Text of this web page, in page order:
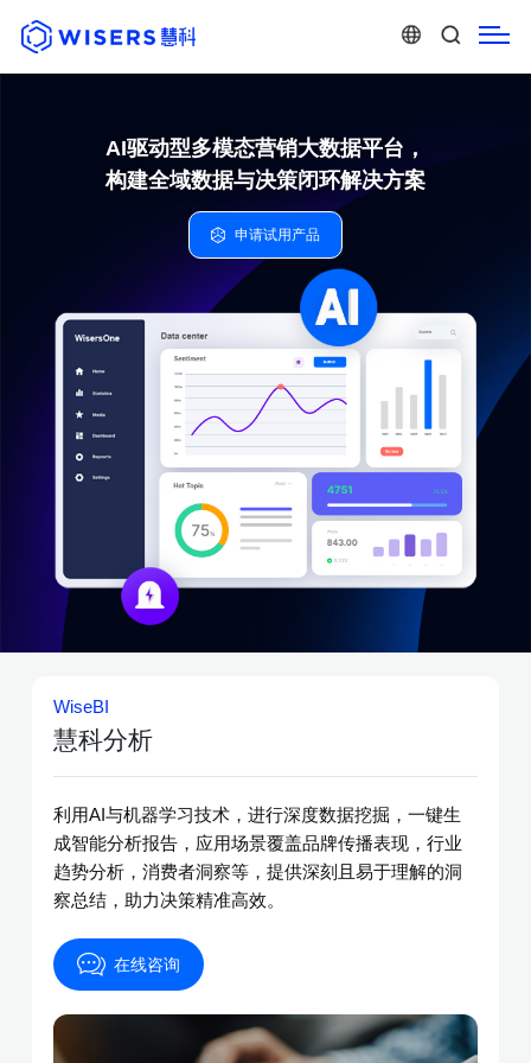
AI驱动型多模态营销大数据平台，
构建全域数据与决策闭环解决方案
申请试用产品
WiseBI
慧科分析
利用AI与机器学习技术，进行深度数据挖掘，一键生
成智能分析报告，应用场景覆盖品牌传播表现，行业
趋势分析，消费者洞察等，提供深刻且易于理解的洞
察总结，助力决策精准高效。
在线咨询